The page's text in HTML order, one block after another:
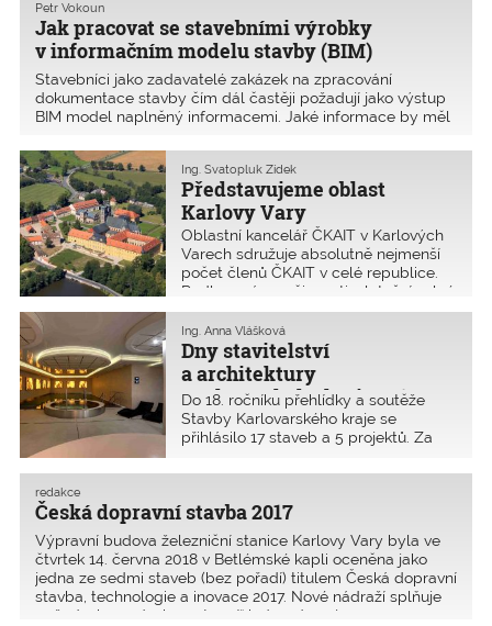
Jak pracovat se stavebními výrobky
v informačním modelu stavby (BIM)
Petr Vokoun
Stavebníci jako zadavatelé zakázek na zpracování
dokumentace stavby čím dál častěji požadují jako výstup
BIM model naplněný informacemi. Jaké informace by měl
modelu dostat? Oproti běžným CAD systémům je
projektový BIM
Představujeme oblast
Karlovy Vary
Ing. Svatopluk Zídek
Oblastní kancelář ČKAIT v Karlových
Varech sdružuje absolutně nejmenší
počet členů ČKAIT v celé republice.
Podle zprávy o činnosti z letošní valné
hromady měla celkem pouhých 886
členů (pro porovnání Praha: 9883,
Brno: 4473).
Dny stavitelství
a architektury
Karlovarského kraje 2018
Ing. Anna Vlášková
Do 18. ročníku přehlídky a soutěže
Stavby Karlovarského kraje se
přihlásilo 17 staveb a 5 projektů. Za
představila 469 nových a někdy
a projektů.
Česká dopravní stavba 2017
redakce
Výpravní budova železniční stanice Karlovy Vary byla ve
čtvrtek 14. června 2018 v Betlémské kapli oceněna jako
jedna ze sedmi staveb (bez pořadí) titulem Česká dopravní
stavba, technologie a inovace 2017. Nové nádraží splňuje
požadavky a nároky „vstupní“ brány do nej